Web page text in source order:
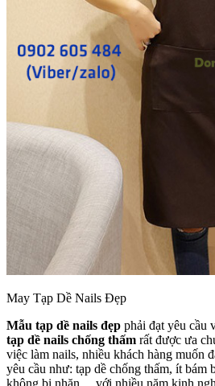
May Tạp Dề Nails Đẹp
Mẫu tạp dề nails đẹp phải đạt yêu cầu
tạp dề nails chống thấm rất được ưa
việc làm nails, nhiều khách hàng muốn
yêu cầu như: tạp dề chống thấm, ít bám